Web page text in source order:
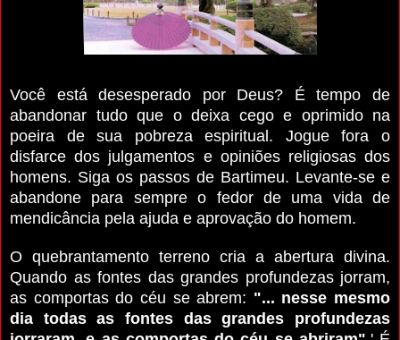
Você está desesperado por Deus? É tempo de
abando­nar tudo que o deixa cego e oprimido na
poeira de sua po­breza espiritual. Jogue fora o
disfarce dos julgamentos e opiniões religiosas dos
homens. Siga os passos de Bartimeu. Levante-se e
abandone para sempre o fedor de uma vida de
mendicância pela ajuda e aprovação do homem.
O quebrantamento terreno cria a abertura divina.
Quan­do as fontes das grandes profundezas jorram,
as compor­tas do céu se abrem: "... nesse mesmo
dia todas as fontes das grandes profundezas